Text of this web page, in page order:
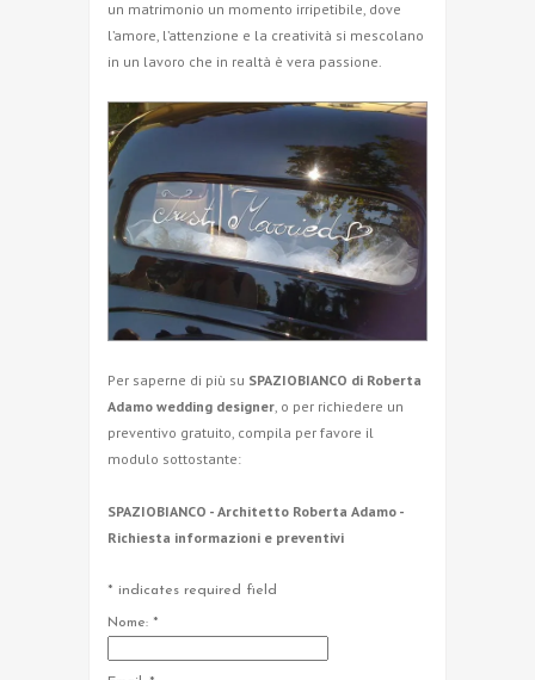
un matrimonio un momento irripetibile, dove
l’amore, l’attenzione e la creatività si mescolano
in un lavoro che in realtà è vera passione.
Per saperne di più su SPAZIOBIANCO di Roberta
Adamo wedding designer, o per richiedere un
preventivo gratuito, compila per favore il
modulo sottostante:
SPAZIOBIANCO - Architetto Roberta Adamo -
Richiesta informazioni e preventivi
* indicates required field
Nome: *